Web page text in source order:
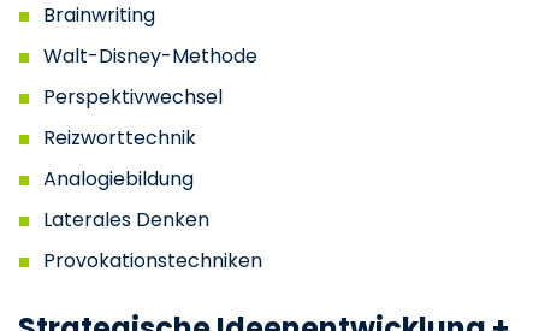
Brainwriting
Walt-Disney-Methode
Perspektivwechsel
Reizworttechnik
Analogiebildung
Laterales Denken
Provokationstechniken